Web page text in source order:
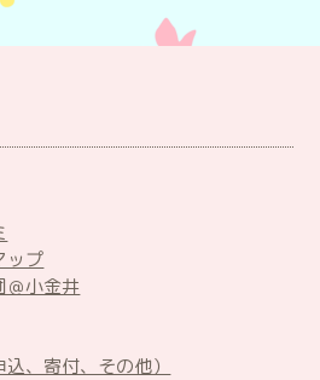
ップ
＠小金井
、寄付、その他）